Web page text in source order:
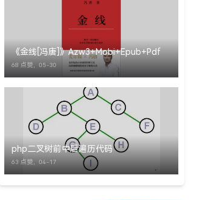
《金线[冯唐]》Azw3+Mobi+Epub+Pdf
68 点赞， 05-30
php二叉树前中后遍历代码
63 点赞， 04-17